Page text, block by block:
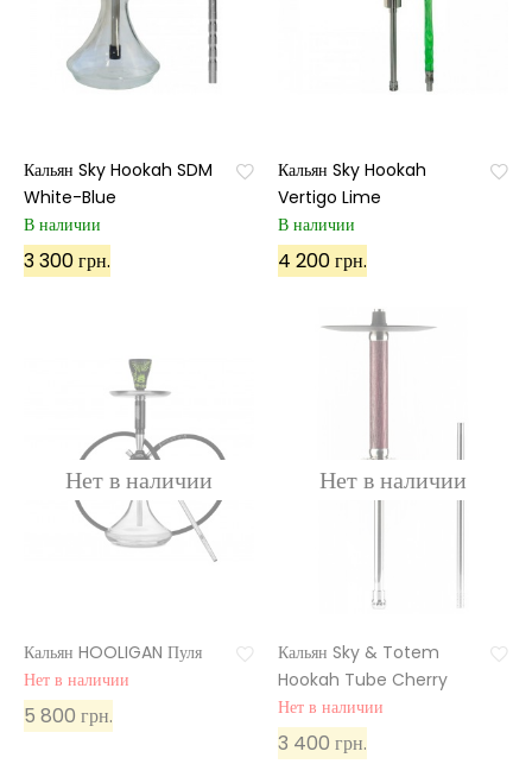
Кальян Sky Hookah SDM
White-Blue
В наличии
3 300 грн.
Кальян Sky Hookah
Vertigo Lime
В наличии
4 200 грн.
Кальян HOOLIGAN Пуля
Нет в наличии
5 800 грн.
Кальян Sky & Totem
Hookah Tube Cherry
Нет в наличии
3 400 грн.